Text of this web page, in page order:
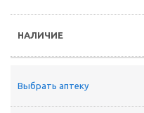
Выбрать аптеку